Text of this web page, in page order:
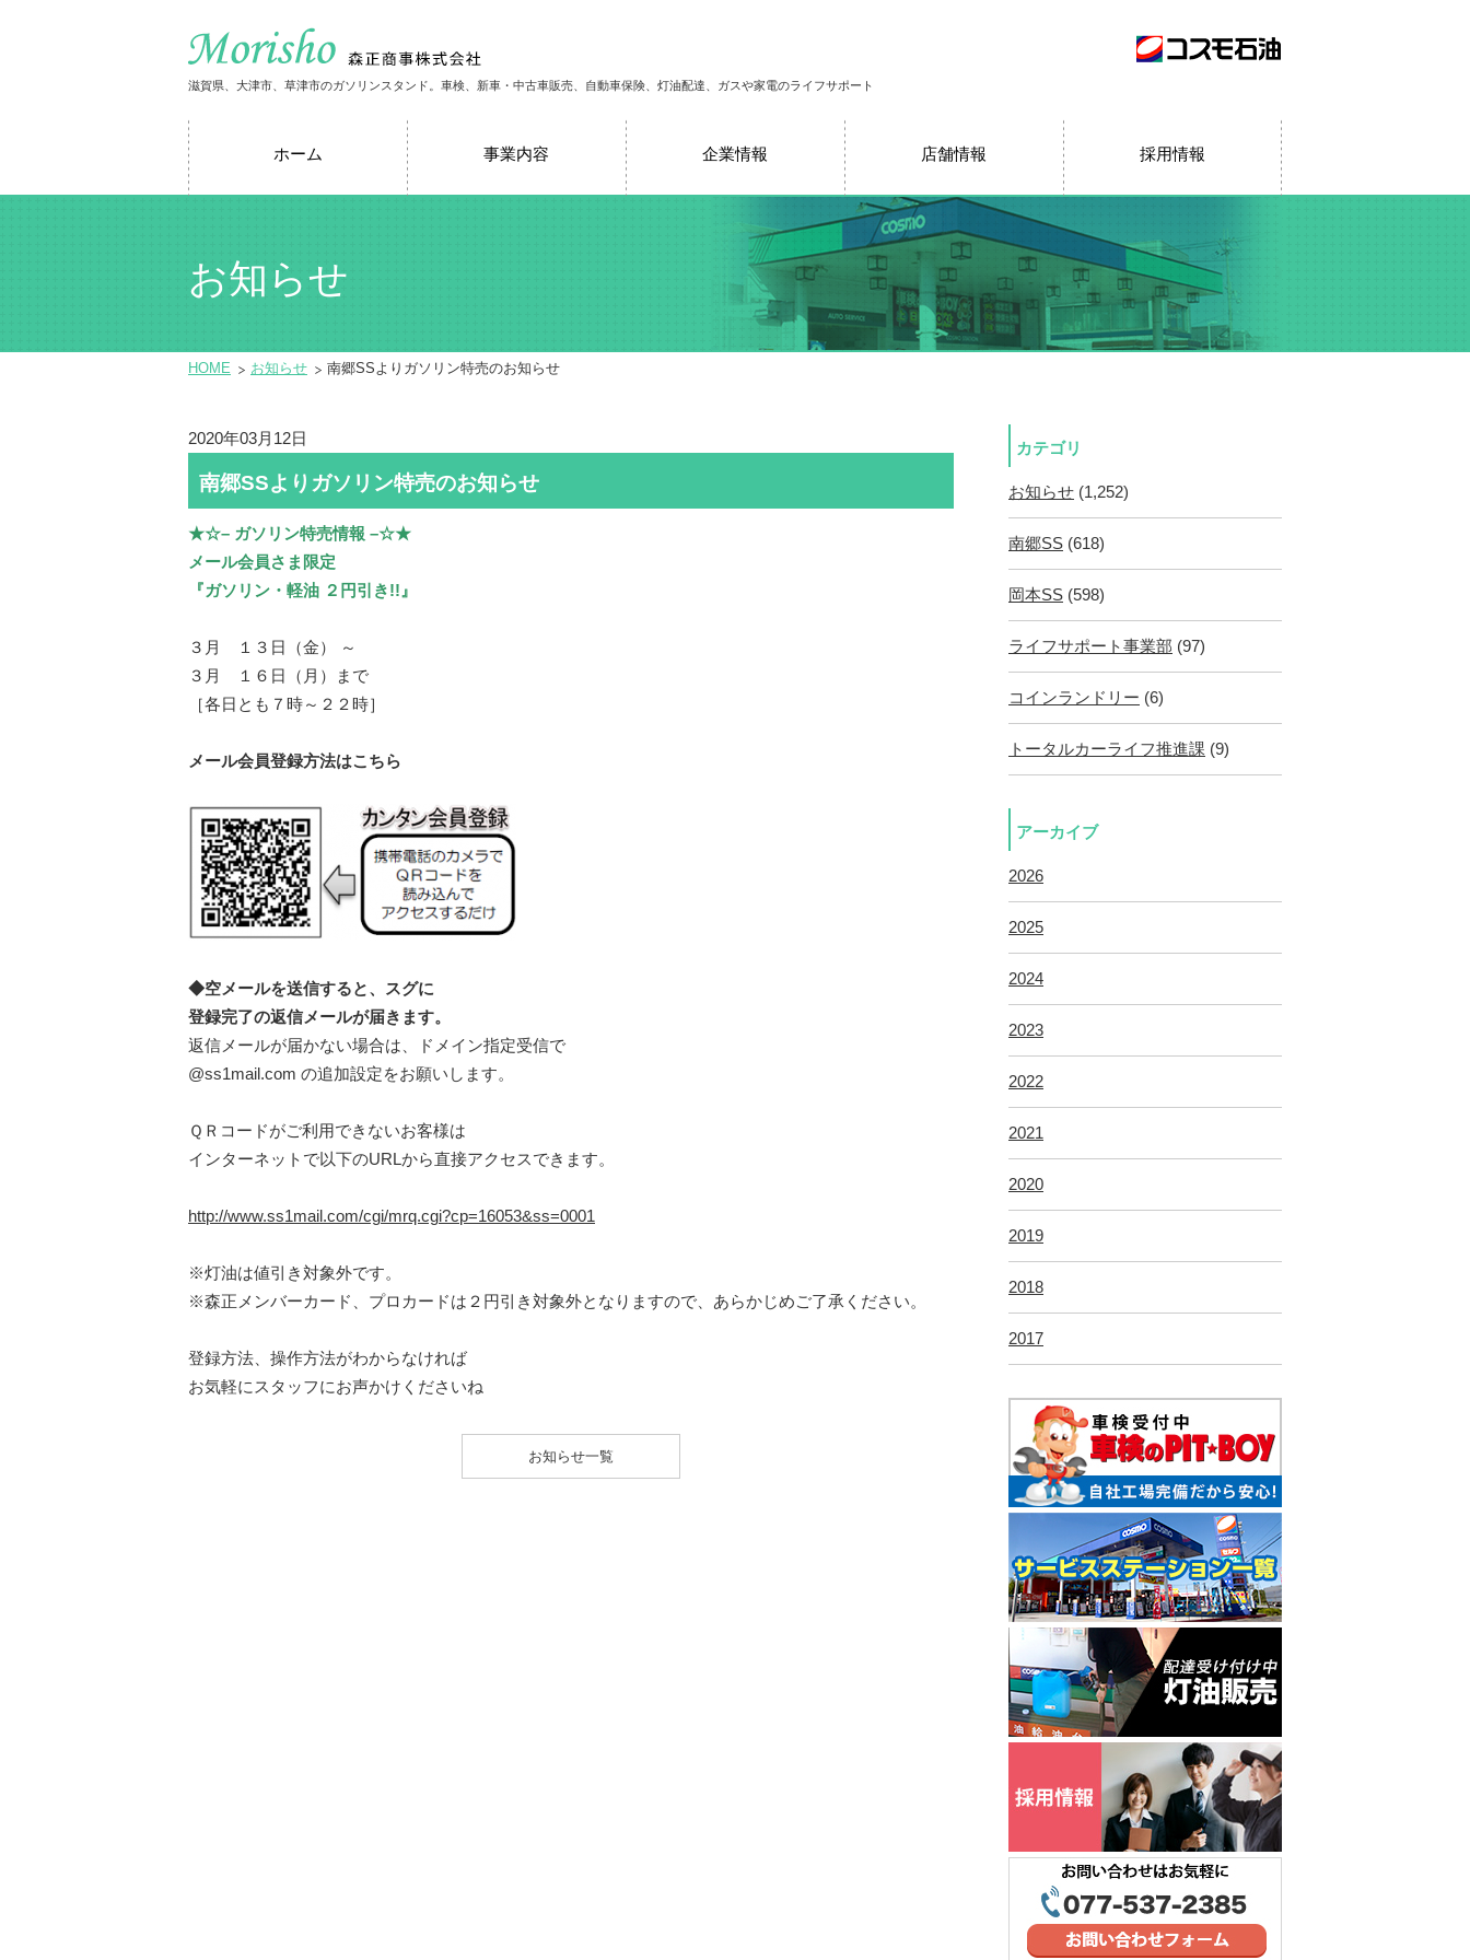
滋賀県、大津市、草津市のガソリンスタンド。車検、新車・中古車販売、自動車保険、灯油配達、ガスや家電のライフサポート
ホーム 事業内容 企業情報 店舗情報 採用情報
お知らせ
HOME お知らせ 南郷SSよりガソリン特売のお知らせ
2020年03月12日
南郷SSよりガソリン特売のお知らせ
★☆– ガソリン特売情報 –☆★
メール会員さま限定
『ガソリン・軽油 ２円引き!!』
３月 １３日（金） ～
３月 １６日（月）まで
［各日とも７時～２２時］
メール会員登録方法はこちら
◆空メールを送信すると、スグに
登録完了の返信メールが届きます。
返信メールが届かない場合は、ドメイン指定受信で
@ss1mail.com の追加設定をお願いします。
ＱＲコードがご利用できないお客様は
インターネットで以下のURLから直接アクセスできます。
http://www.ss1mail.com/cgi/mrq.cgi?cp=16053&ss=0001
※灯油は値引き対象外です。
※森正メンバーカード、プロカードは２円引き対象外となりますので、あらかじめご了承ください。
登録方法、操作方法がわからなければ
お気軽にスタッフにお声かけくださいね
お知らせ一覧
カテゴリ
お知らせ (1,252)
南郷SS (618)
岡本SS (598)
ライフサポート事業部 (97)
コインランドリー (6)
トータルカーライフ推進課 (9)
アーカイブ
2026
2025
2024
2023
2022
2021
2020
2019
2018
2017